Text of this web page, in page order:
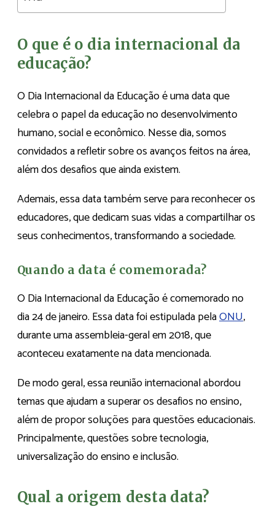
O que é o dia internacional da
educação?
O Dia Internacional da Educação é uma data que
celebra o papel da educação no desenvolvimento
humano, social e econômico. Nesse dia, somos
convidados a refletir sobre os avanços feitos na área,
além dos desafios que ainda existem.
Ademais, essa data também serve para reconhecer os
educadores, que dedicam suas vidas a compartilhar os
seus conhecimentos, transformando a sociedade.
Quando a data é comemorada?
O Dia Internacional da Educação é comemorado no
dia 24 de janeiro. Essa data foi estipulada pelaONU,
durante uma assembleia-geral em 2018, que
aconteceu exatamente na data mencionada.
De modo geral, essa reunião internacional abordou
temas que ajudam a superar os desafios no ensino,
além de propor soluções para questões educacionais.
Principalmente, questões sobre tecnologia,
universalização do ensino e inclusão.
Qual a origem desta data?